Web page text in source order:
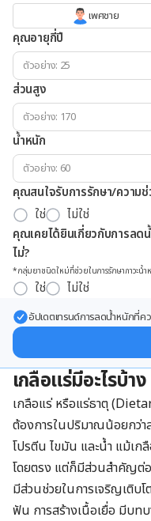
เพศชาย
คุณอายุกี่ปี
ส่วนสูง
น้ำหนัก
คุณสนใจรับการรักษา/ความ
ใช่
ไม่ใช่
คุณเคยได้ยินเกี่ยวกับการลด
ไม่?
*กลุ่มยาชนิดใหม่ที่ช่วยในการรักษาภาวะน้
ใช่ ไม่ใช่
อัปเดตเทรนด์การลดน้ำหนักที่ค
เกลือแร่มีอะไรบ้าง
เกลือแร่ หรือแร่ธาตุ
ต้องการในปริมาณน้อยกว่าส
โปรตีน ไขมัน และน้ำ แม้เก
โดยตรง แต่ก็มีส่วนสำคัญต่
มีส่วนช่วยในการเจริญเติบโ
ฟัน การสร้างเนื้อเยื่อ มีบ